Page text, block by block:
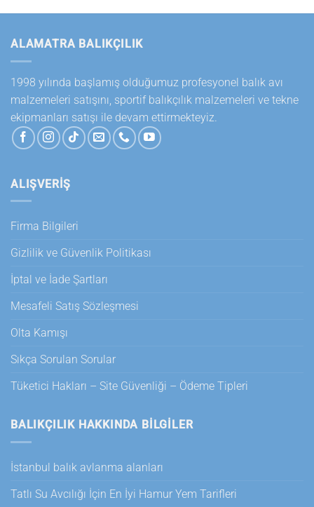
ALAMATRA BALIKÇILIK
1998 yılında başlamış olduğumuz profesyonel balık avı
malzemeleri satışını, sportif balıkçılık malzemeleri ve tekne
ekipmanları satışı ile devam ettirmekteyiz.
ALIŞVERİŞ
Firma Bilgileri
Gizlilik ve Güvenlik Politikası
İptal ve İade Şartları
Mesafeli Satış Sözleşmesi
Olta Kamışı
Sıkça Sorulan Sorular
Tüketici Hakları – Site Güvenliği – Ödeme Tipleri
BALIKÇILIK HAKKINDA BILGILER
İstanbul balık avlanma alanları
Tatlı Su Avcılığı İçin En İyi Hamur Yem Tarifleri